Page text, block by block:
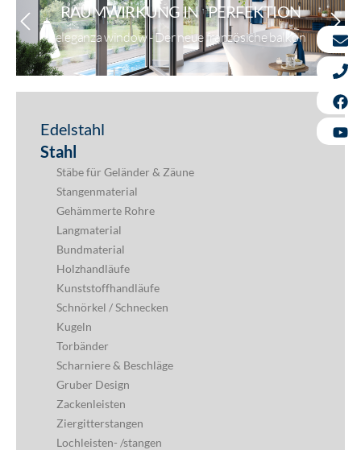
RAUMWIRKUNG IN PERFEKTION
eleganza window - Der neue französiche balkon
Edelstahl
Stahl
Stäbe für Geländer & Zäune
Stangenmaterial
Gehämmerte Rohre
Langmaterial
Bundmaterial
Holzhandläufe
Kunststoffhandläufe
Schnörkel / Schnecken
Kugeln
Torbänder
Scharniere & Beschläge
Gruber Design
Zackenleisten
Ziergitterstangen
Lochleisten- /stangen